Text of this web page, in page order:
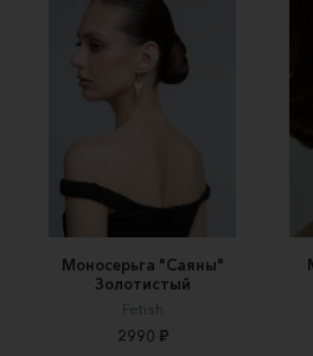
Моносерьга "Саяны"
Золотистый
Fetish
2990 ₽